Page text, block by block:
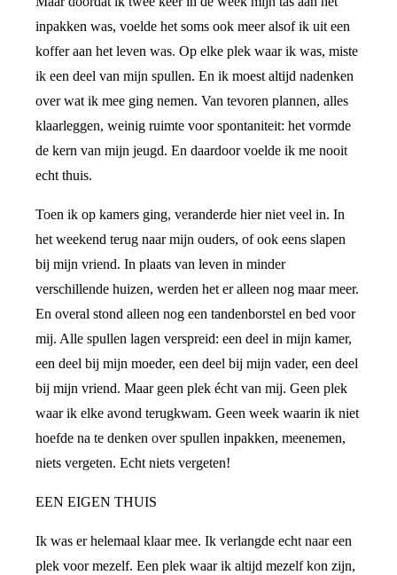
inpakken was, voelde het soms ook meer alsof ik uit een
koffer aan het leven was. Op elke plek waar ik was, miste
ik een deel van mijn spullen. En ik moest altijd nadenken
over wat ik mee ging nemen. Van tevoren plannen, alles
klaarleggen, weinig ruimte voor spontaniteit: het vormde
de kern van mijn jeugd. En daardoor voelde ik me nooit
echt thuis.
Toen ik op kamers ging, veranderde hier niet veel in. In
het weekend terug naar mijn ouders, of ook eens slapen
bij mijn vriend. In plaats van leven in minder
verschillende huizen, werden het er alleen nog maar meer.
En overal stond alleen nog een tandenborstel en bed voor
mij. Alle spullen lagen verspreid: een deel in mijn kamer,
een deel bij mijn moeder, een deel bij mijn vader, een deel
bij mijn vriend. Maar geen plek écht van mij. Geen plek
waar ik elke avond terugkwam. Geen week waarin ik niet
hoefde na te denken over spullen inpakken, meenemen,
niets vergeten. Echt niets vergeten!
EEN EIGEN THUIS
Ik was er helemaal klaar mee. Ik verlangde echt naar een
plek voor mezelf. Een plek waar ik altijd mezelf kon zijn,